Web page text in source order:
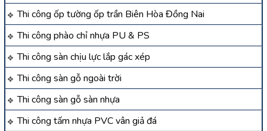
Thi công ốp tường ốp trần Biên Hòa Đồng Nai
Thi công phào chỉ nhựa PU & PS
Thi công sàn chịu lực lắp gác xép
Thi công sàn gỗ ngoài trời
Thi công sàn gỗ sàn nhựa
Thi công tấm nhựa PVC vân giả đá